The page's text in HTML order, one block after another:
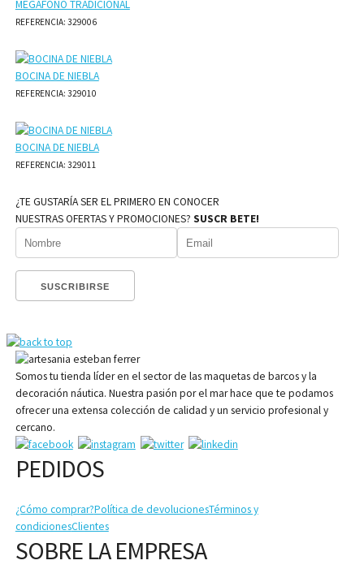
MEGAFONO TRADICIONAL
REFERENCIA: 329006
BOCINA DE NIEBLA
REFERENCIA: 329010
BOCINA DE NIEBLA
REFERENCIA: 329011
¿TE GUSTARÍA SER EL PRIMERO EN CONOCER
NUESTRAS OFERTAS Y PROMOCIONES? SUSCR BETE!
Somos tu tienda líder en el sector de las maquetas de barcos y la
decoración náutica. Nuestra pasión por el mar hace que te podamos
ofrecer una extensa colección de calidad y un servicio profesional y
cercano.
PEDIDOS
¿Cómo comprar?Política de devolucionesTérminos y
condicionesClientes
SOBRE LA EMPRESA